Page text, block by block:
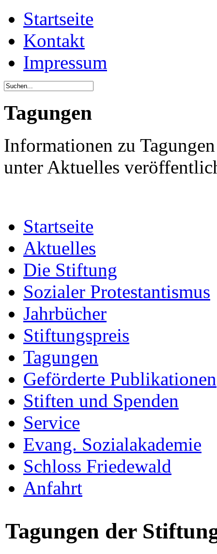
Startseite
Kontakt
Impressum
Tagungen
Informationen zu
unter Aktuelles
Startseite
Aktuelles
Die Stiftung
Sozialer Protestantismus
Jahrbücher
Stiftungspreis
Tagungen
Geförderte Publikationen
Stiften und Spenden
Service
Evang. Sozialakademie
Schloss Friedewald
Anfahrt
Tagungen der